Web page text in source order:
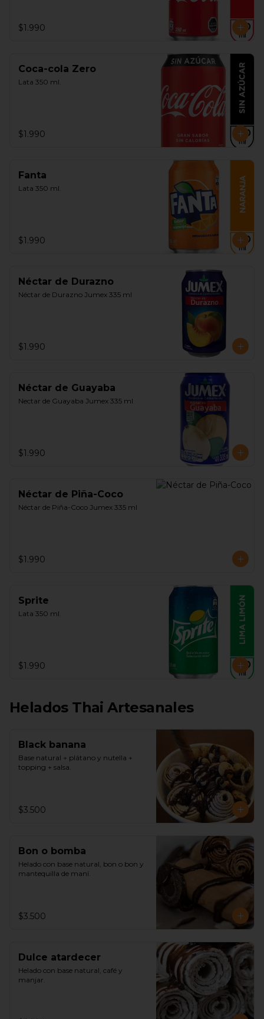
$1.990
Coca-cola Zero
Lata 350 ml.
$1.990
Fanta
Lata 350 ml.
$1.990
Néctar de Durazno
Néctar de Durazno Jumex 335 ml
$1.990
Néctar de Guayaba
Nectar de Guayaba Jumex 335 ml
$1.990
Néctar de Piña-Coco
Néctar de Piña-Coco Jumex 335 ml
$1.990
Sprite
Lata 350 ml.
$1.990
Helados Thai Artesanales
Black banana
Base natural + plátano y nutella +
topping + salsa.
$3.500
Bon o bomba
Helado con base natural, bon o bon y
mantequilla de maní.
$3.500
Dulce atardecer
Helado con base natural, café y
manjar.